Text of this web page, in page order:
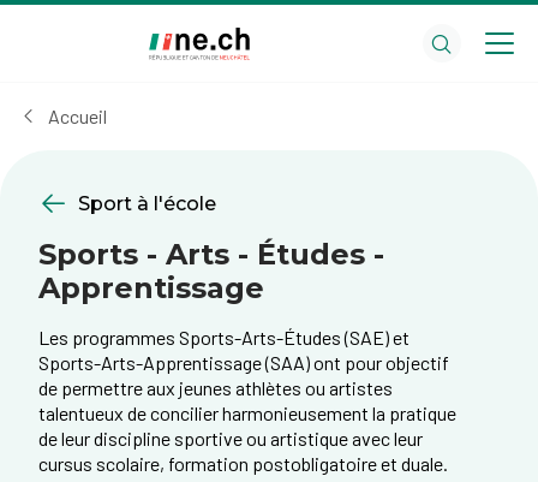
cookies
Accueil
Sport à l'école
Sports - Arts - Études -
Apprentissage
Les programmes Sports-Arts-Études (SAE) et
Sports-Arts-Apprentissage (SAA) ont pour objectif
de permettre aux jeunes athlètes ou artistes
talentueux de concilier harmonieusement la pratique
de leur discipline sportive ou artistique avec leur
cursus scolaire, formation postobligatoire et duale.